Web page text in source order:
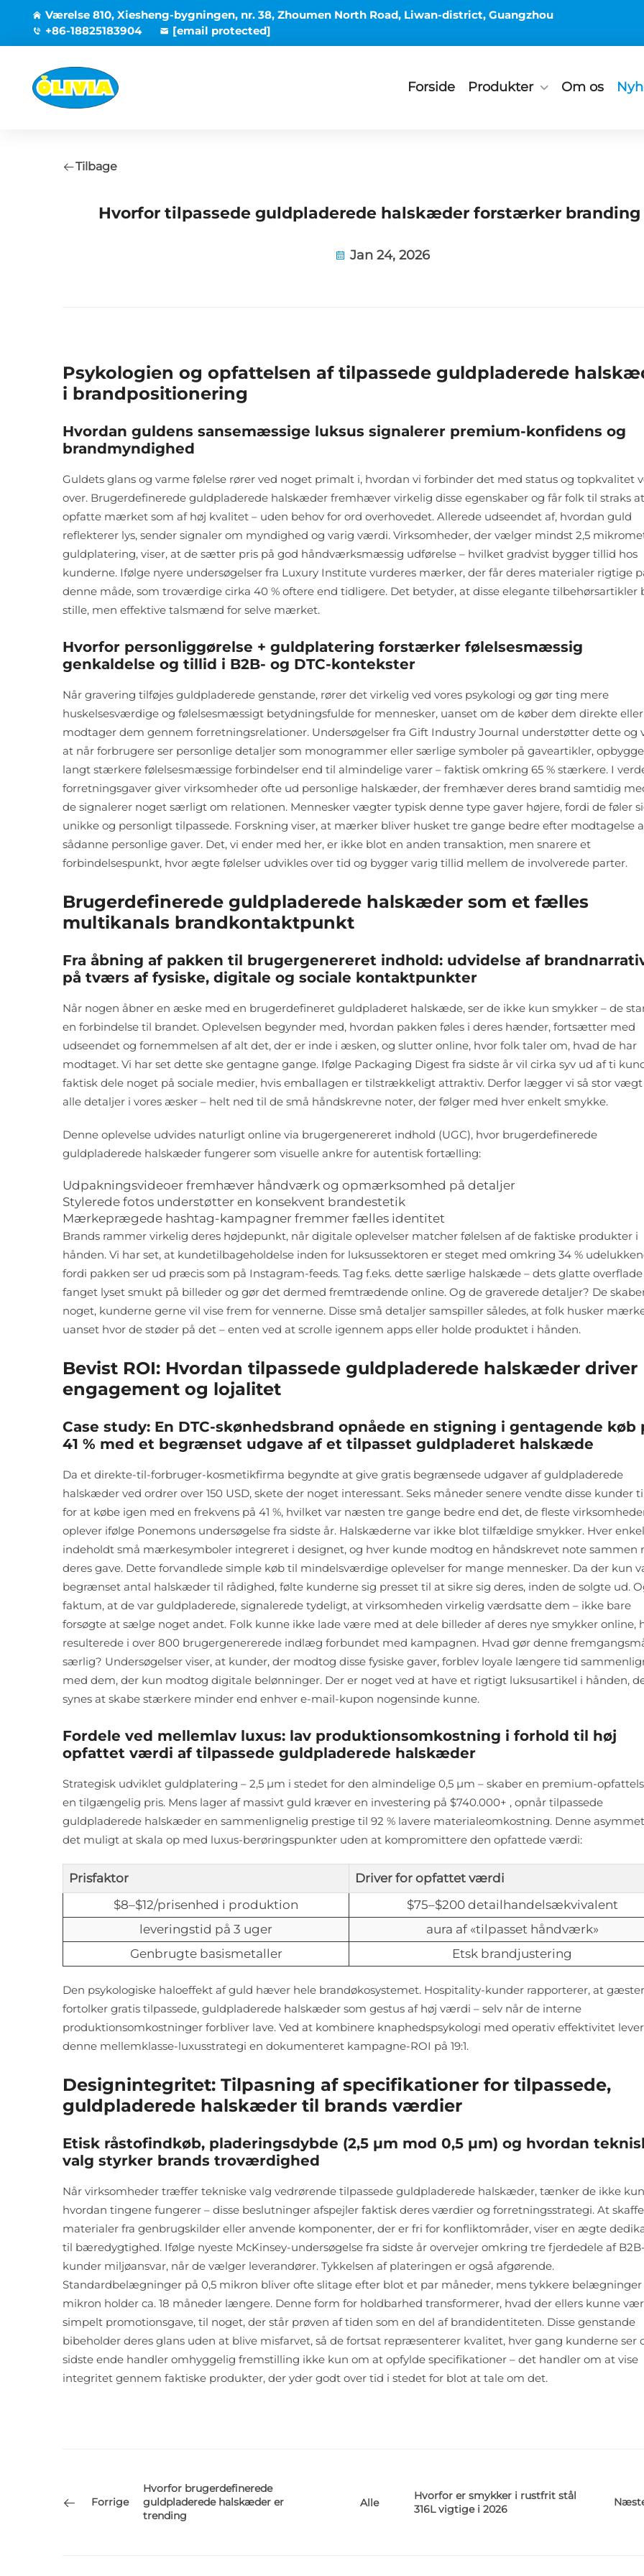
Værelse 810, Xiesheng-bygningen, nr. 38, Zhoumen North Road, Liwan-district, Guangzhou
+86-18825183904
[email protected]
Forside Produkter Om os
Tilbage
Hvorfor tilpassede guldpladerede halskæder forstærker branding
Jan 24, 2026
Psykologien og opfattelsen af tilpassede guldpladerede
i brandpositionering
Hvordan guldens sansemæssige luksus signalerer premium-konfidens og
brandmyndighed
Guldets glans og varme følelse rører ved noget primalt i, hvordan vi forbinder det med status og topkvalitet
over. Brugerdefinerede guldpladerede halskæder fremhæver virkelig disse egenskaber og får folk til straks at
opfatte mærket som af høj kvalitet – uden behov for ord overhovedet. Allerede udseendet af, hvordan guld
reflekterer lys, sender signaler om myndighed og varig værdi. Virksomheder, der vælger mindst 2,5
guldplatering, viser, at de sætter pris på god håndværksmæssig udførelse – hvilket gradvist bygger tillid hos
kunderne. Ifølge nyere undersøgelser fra Luxury Institute vurderes mærker, der får deres materialer rigtige
denne måde, som troværdige cirka 40 % oftere end tidligere. Det betyder, at disse elegante tilbehørsartikler
stille, men effektive talsmænd for selve mærket.
Hvorfor personliggørelse + guldplatering forstærker følelsesmæssig
genkaldelse og tillid i B2B- og DTC-kontekster
Når gravering tilføjes guldpladerede genstande, rører det virkelig ved vores psykologi og gør ting mere
huskelsesværdige og følelsesmæssigt betydningsfulde for mennesker, uanset om de køber dem direkte eller
modtager dem gennem forretningsrelationer. Undersøgelser fra Gift Industry Journal understøtter dette og
at når forbrugere ser personlige detaljer som monogrammer eller særlige symboler på gaveartikler,
langt stærkere følelsesmæssige forbindelser end til almindelige varer – faktisk omkring 65 % stærkere. I
forretningsgaver giver virksomheder ofte ud personlige halskæder, der fremhæver deres brand samtidig
de signalerer noget særligt om relationen. Mennesker vægter typisk denne type gaver højere, fordi de føler
unikke og personligt tilpassede. Forskning viser, at mærker bliver husket tre gange bedre efter modtagelse
sådanne personlige gaver. Det, vi ender med her, er ikke blot en anden transaktion, men snarere et
forbindelsespunkt, hvor ægte følelser udvikles over tid og bygger varig tillid mellem de involverede parter.
Brugerdefinerede guldpladerede halskæder som et fælles
multikanals brandkontaktpunkt
Fra åbning af pakken til brugergenereret indhold: udvidelse af
på tværs af fysiske, digitale og sociale kontaktpunkter
Når nogen åbner en æske med en brugerdefineret guldpladeret halskæde, ser de ikke kun smykker – de
en forbindelse til brandet. Oplevelsen begynder med, hvordan pakken føles i deres hænder, fortsætter med
udseendet og fornemmelsen af alt det, der er inde i æsken, og slutter online, hvor folk taler om, hvad de har
modtaget. Vi har set dette ske gentagne gange. Ifølge Packaging Digest fra sidste år vil cirka syv ud af ti
faktisk dele noget på sociale medier, hvis emballagen er tilstrækkeligt attraktiv. Derfor lægger vi så stor vægt
alle detaljer i vores æsker – helt ned til de små håndskrevne noter, der følger med hver enkelt smykke.
Denne oplevelse udvides naturligt online via brugergenereret indhold (UGC), hvor brugerdefinerede
guldpladerede halskæder fungerer som visuelle ankre for autentisk fortælling:
Udpakningsvideoer fremhæver håndværk og opmærksomhed på detaljer
Stylerede fotos understøtter en konsekvent brandestetik
Mærkeprægede hashtag-kampagner fremmer fælles identitet
Brands rammer virkelig deres højdepunkt, når digitale oplevelser matcher følelsen af de faktiske produkter i
hånden. Vi har set, at kundetilbageholdelse inden for luksussektoren er steget med omkring 34 %
fordi pakken ser ud præcis som på Instagram-feeds. Tag f.eks. dette særlige halskæde – dets glatte overflade
fanget lyset smukt på billeder og gør det dermed fremtrædende online. Og de graverede detaljer? De
noget, kunderne gerne vil vise frem for vennerne. Disse små detaljer samspiller således, at folk husker
uanset hvor de støder på det – enten ved at scrolle igennem apps eller holde produktet i hånden.
Bevist ROI: Hvordan tilpassede guldpladerede halskæder driver
engagement og lojalitet
Case study: En DTC-skønhedsbrand opnåede en stigning i gentagende køb
41 % med et begrænset udgave af et tilpasset guldpladeret halskæde
Da et direkte-til-forbruger-kosmetikfirma begyndte at give gratis begrænsede udgaver af guldpladerede
halskæder ved ordrer over 150 USD, skete der noget interessant. Seks måneder senere vendte disse kunder
for at købe igen med en frekvens på 41 %, hvilket var næsten tre gange bedre end det, de fleste
oplever ifølge Ponemons undersøgelse fra sidste år. Halskæderne var ikke blot tilfældige smykker. Hver
indeholdt små mærkesymboler integreret i designet, og hver kunde modtog en håndskrevet note sammen
deres gave. Dette forvandlede simple køb til mindelsværdige oplevelser for mange mennesker. Da der kun
begrænset antal halskæder til rådighed, følte kunderne sig presset til at sikre sig deres, inden de solgte ud.
faktum, at de var guldpladerede, signalerede tydeligt, at virksomheden virkelig værdsatte dem – ikke bare
forsøgte at sælge noget andet. Folk kunne ikke lade være med at dele billeder af deres nye smykker online,
resulterede i over 800 brugergenererede indlæg forbundet med kampagnen. Hvad gør denne
særlig? Undersøgelser viser, at kunder, der modtog disse fysiske gaver, forblev loyale længere tid
med dem, der kun modtog digitale belønninger. Der er noget ved at have et rigtigt luksusartikel i hånden,
synes at skabe stærkere minder end enhver e-mail-kupon nogensinde kunne.
Fordele ved mellemlav luxus: lav produktionsomkostning i forhold til høj
opfattet værdi af tilpassede guldpladerede halskæder
Strategisk udviklet guldplatering – 2,5 μm i stedet for den almindelige 0,5 μm – skaber en premium-
en tilgængelig pris. Mens lager af massivt guld kræver en investering på $740.000+ , opnår tilpassede
guldpladerede halskæder en sammenlignelig prestige til 92 % lavere materialeomkostning. Denne
det muligt at skala op med luxus-berøringspunkter uden at kompromittere den opfattede værdi:
Prisfaktor
Driver for opfattet værdi
$8–$12/prisenhed i produktion
$75–$200 detailhandelsækvivalent
leveringstid på 3 uger
aura af «tilpasset håndværk»
Genbrugte basismetaller
Etsk brandjustering
Den psykologiske haloeffekt af guld hæver hele brandøkosystemet. Hospitality-kunder rapporterer, at gæster
fortolker gratis tilpassede, guldpladerede halskæder som gestus af høj værdi – selv når de interne
produktionsomkostninger forbliver lave. Ved at kombinere knaphedspsykologi med operativ effektivitet
denne mellemklasse-luxusstrategi en dokumenteret kampagne-ROI på 19:1.
Designintegritet: Tilpasning af specifikationer for tilpassede,
guldpladerede halskæder til brands værdier
Etisk råstofindkøb, pladeringsdybde (2,5 μm mod 0,5 μm) og hvordan
valg styrker brands troværdighed
Når virksomheder træffer tekniske valg vedrørende tilpassede guldpladerede halskæder, tænker de ikke
hvordan tingene fungerer – disse beslutninger afspejler faktisk deres værdier og forretningsstrategi. At skaffe
materialer fra genbrugskilder eller anvende komponenter, der er fri for konfliktområder, viser en ægte
til bæredygtighed. Ifølge nyeste McKinsey-undersøgelse fra sidste år overvejer omkring tre fjerdedele af B2B-
kunder miljøansvar, når de vælger leverandører. Tykkelsen af plateringen er også afgørende.
Standardbelægninger på 0,5 mikron bliver ofte slitage efter blot et par måneder, mens tykkere belægninger
mikron holder ca. 18 måneder længere. Denne form for holdbarhed transformerer, hvad der ellers kunne
simpelt promotionsgave, til noget, der står prøven af tiden som en del af brandidentiteten. Disse genstande
bibeholder deres glans uden at blive misfarvet, så de fortsat repræsenterer kvalitet, hver gang kunderne ser
sidste ende handler omhyggelig fremstilling ikke kun om at opfylde specifikationer – det handler om at vise
integritet gennem faktiske produkter, der yder godt over tid i stedet for blot at tale om det.
Forrige
Hvorfor brugerdefinerede
guldpladerede halskæder er
trending
Alle
Hvorfor er smykker i rustfrit stål
316L vigtige i 2026